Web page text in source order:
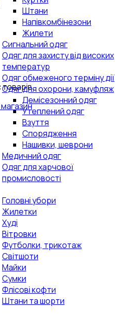
Штани
Напівкомбінезони
Жилети
Сигнальний одяг
Одяг для захисту від високих
температур
Одяг обмеженого терміну дії
Одяг для охорони, камуфляж
Демісезонний одяг
Утеплений одяг
Взуття
Спорядження
Нашивки, шеврони
Медичний одяг
Одяг для харчової
промисловості
Головні убори
Жилетки
Худі
Вітровки
Футболки, трикотаж
Світшоти
Майки
Сумки
Флісові кофти
Штани та шорти